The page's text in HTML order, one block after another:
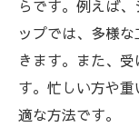
探す地
商品検
ジャン
見つけ
らです。例えば
ップでは、多様
きます。また、
す。忙しい方や
適な方法です。